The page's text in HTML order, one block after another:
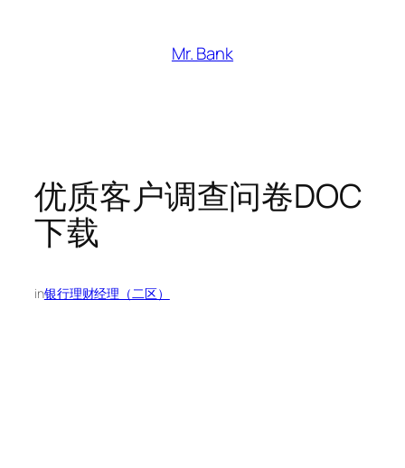
Mr. Bank
优质客户调查问卷DOC
下载
in银行理财经理（二区）